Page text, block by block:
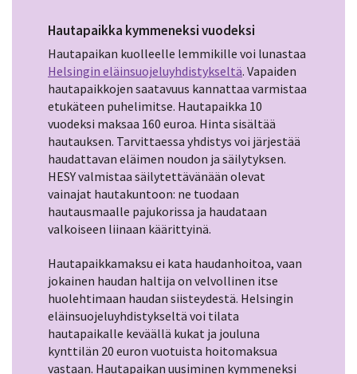
Hautapaikka kymmeneksi vuodeksi
Hautapaikan kuolleelle lemmikille voi lunastaa
Helsingin eläinsuojeluyhdistykseltä. Vapaiden
hautapaikkojen saatavuus kannattaa varmistaa
etukäteen puhelimitse. Hautapaikka 10
vuodeksi maksaa 160 euroa. Hinta sisältää
hautauksen. Tarvittaessa yhdistys voi järjestää
haudattavan eläimen noudon ja säilytyksen.
HESY valmistaa säilytettävänään olevat
vainajat hautakuntoon: ne tuodaan
hautausmaalle pajukorissa ja haudataan
valkoiseen liinaan käärittyinä.
Hautapaikkamaksu ei kata haudanhoitoa, vaan
jokainen haudan haltija on velvollinen itse
huolehtimaan haudan siisteydestä. Helsingin
eläinsuojeluyhdistykseltä voi tilata
hautapaikalle keväällä kukat ja jouluna
kynttilän 20 euron vuotuista hoitomaksua
vastaan. Hautapaikan uusiminen kymmeneksi